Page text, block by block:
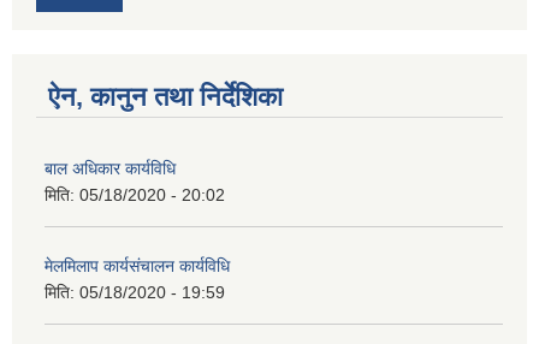
ऐन, कानुन तथा निर्देशिका
बाल अधिकार कार्यविधि
मिति: 05/18/2020 - 20:02
मेलमिलाप कार्यसंचालन कार्यविधि
मिति: 05/18/2020 - 19:59